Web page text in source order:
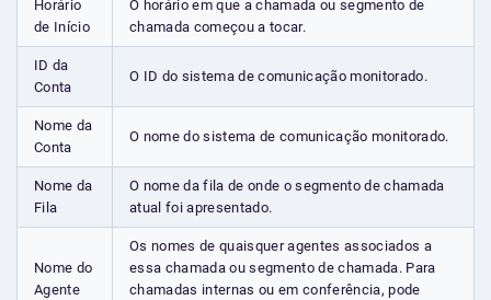
Horário
de Início
O horário em que a chamada ou segmento de
chamada começou a tocar.
ID da
Conta
O ID do sistema de comunicação monitorado.
Nome da
Conta
O nome do sistema de comunicação monitorado.
Nome da
Fila
O nome da fila de onde o segmento de chamada
atual foi apresentado.
Nome do
Agente
Os nomes de quaisquer agentes associados a
essa chamada ou segmento de chamada. Para
chamadas internas ou em conferência, pode